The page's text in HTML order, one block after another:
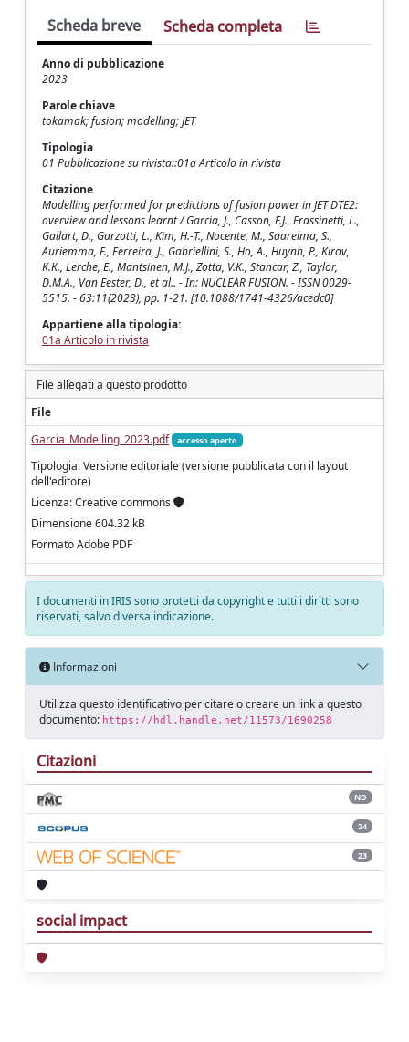
Scheda breve Scheda completa
Anno di pubblicazione
2023
Parole chiave
tokamak; fusion; modelling; JET
Tipologia
01 Pubblicazione su rivista::01a Articolo in rivista
Citazione
Modelling performed for predictions of fusion power in JET DTE2:
overview and lessons learnt / Garcia, J., Casson, F.J., Frassinetti, L.,
Gallart, D., Garzotti, L., Kim, H.-T., Nocente, M., Saarelma, S.,
Auriemma, F., Ferreira, J., Gabriellini, S., Ho, A., Huynh, P., Kirov,
K.K., Lerche, E., Mantsinen, M.J., Zotta, V.K., Stancar, Z., Taylor,
D.M.A., Van Eester, D., et al.. - In: NUCLEAR FUSION. - ISSN 0029-
5515. - 63:11(2023), pp. 1-21. [10.1088/1741-4326/acedc0]
Appartiene alla tipologia:
01a Articolo in rivista
File allegati a questo prodotto
File
Garcia_Modelling_2023.pdf
accesso aperto
Tipologia: Versione editoriale (versione pubblicata con il layout
dell'editore)
Licenza: Creative commons
Dimensione 604.32 kB
Formato Adobe PDF
I documenti in IRIS sono protetti da copyright e tutti i diritti sono
riservati, salvo diversa indicazione.
Informazioni
Utilizza questo identificativo per citare o creare un link a questo
documento: https://hdl.handle.net/11573/1690258
Citazioni
ND
24
23
social impact